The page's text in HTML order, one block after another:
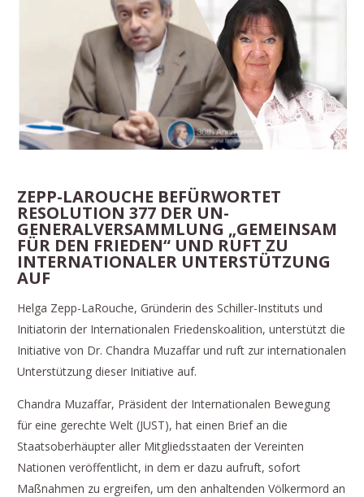
ZEPP-LAROUCHE BEFÜRWORTET
RESOLUTION 377 DER UN-
GENERALVERSAMMLUNG „GEMEINSAM
FÜR DEN FRIEDEN“ UND RUFT ZU
INTERNATIONALER UNTERSTÜTZUNG
AUF
Helga Zepp-LaRouche, Gründerin des Schiller-Instituts und
Initiatorin der Internationalen Friedenskoalition, unterstützt die
Initiative von Dr. Chandra Muzaffar und ruft zur internationalen
Unterstützung dieser Initiative auf.
Chandra Muzaffar, Präsident der Internationalen Bewegung
für eine gerechte Welt (JUST), hat einen Brief an die
Staatsoberhäupter aller Mitgliedsstaaten der Vereinten
Nationen veröffentlicht, in dem er dazu aufruft, sofort
Maßnahmen zu ergreifen, um den anhaltenden Völkermord an